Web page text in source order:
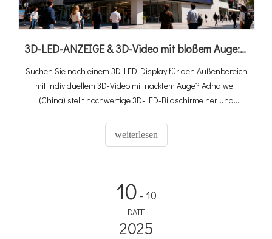
3D-LED-ANZEIGE & 3D-Video mit bloßem Auge: Ultimativer Kaufratgeber + Chinas Top-Lösung
Suchen Sie nach einem 3D-LED-Display für den Außenbereich
mit individuellem 3D-Video mit nacktem Auge? Adhaiwell
(China) stellt hochwertige 3D-LED-Bildschirme her und
erfahren Sie hier Spezifikationen, ROI und Installationstipps.
weiterlesen
10 - 10
DATE
2025